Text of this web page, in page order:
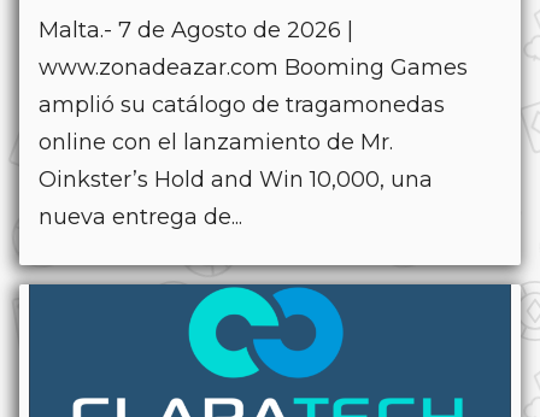
Malta.- 7 de Agosto de 2026 |
www.zonadeazar.com Booming Games
amplió su catálogo de tragamonedas
online con el lanzamiento de Mr.
Oinkster’s Hold and Win 10,000, una
nueva entrega de...